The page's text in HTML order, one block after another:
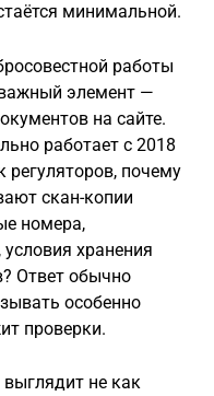
минимальной.
работы
элемент —
на сайте.
работает с 2018
регуляторов, почему
скан-копии
номера,
хранения
Ответ обычно
особенно
проверки.
не как